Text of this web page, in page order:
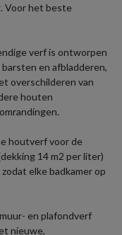
Voor het beste
verf is ontworpen
en afbladderen,
overschilderen van
houten
houtverf voor de
14 m2 per liter)
elke badkamer op
en plafondverf
nieuwe,